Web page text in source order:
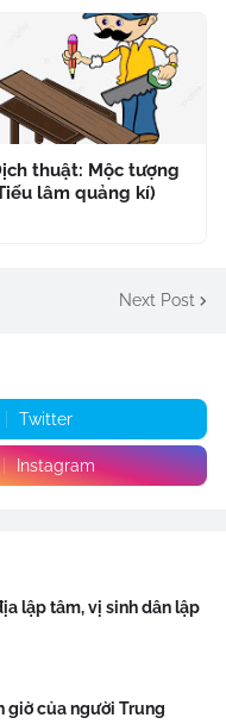
thuật: Mộc tượng
lâm quảng kí)
Next Post
Twitter
Instagram
lập tâm, vị sinh dân lập
giờ của người Trung